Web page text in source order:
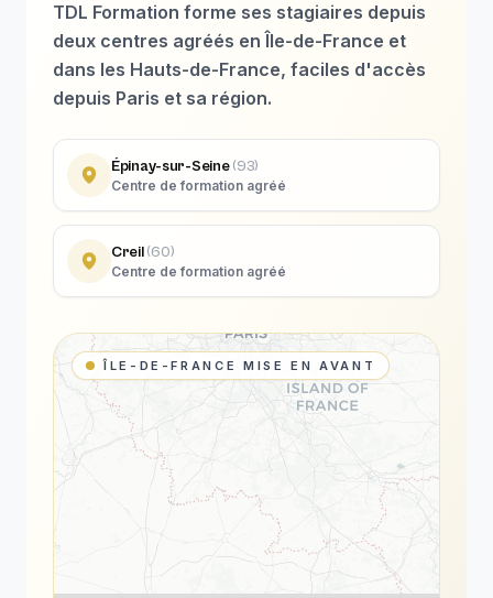
TDL Formation forme ses stagiaires depuis
deux centres agréés en Île-de-France et
dans les Hauts-de-France, faciles d'accès
depuis Paris et sa région.
Épinay-sur-Seine (93)
Centre de formation agréé
Creil (60)
Centre de formation agréé
ÎLE-DE-FRANCE MISE EN AVANT